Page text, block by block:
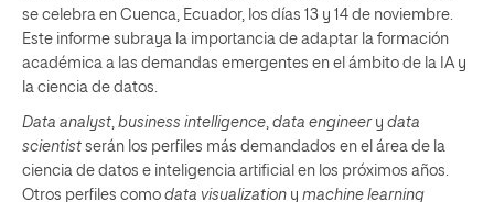
se celebra en Cuenca, Ecuador, los días 13 y 14 de noviembre.
Este informe subraya la importancia de adaptar la formación
académica a las demandas emergentes en el ámbito de la IA y
la ciencia de datos.
Data analyst business intelligence data engineery data
scientist serán los perfiles más demandados en el área de la
ciencia de datos e inteligencia artificial en los próximos años.
Otros perfiles como data visualization y machine learning